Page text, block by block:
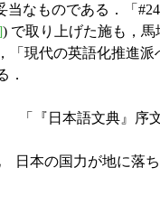
なものである．「
) で取り上げた施も，
「現代の英語化推進
．
「『日本語文典』
本の国力が地に落